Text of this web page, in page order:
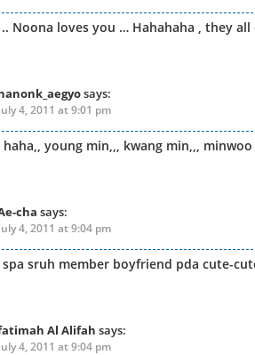
.. Noona loves you … Hahahaha , they
says:
4, 2011 at 9:01 pm
young min,,, kwang min,,, minwoo
cha says:
4, 2011 at 9:04 pm
spa sruh member boyfriend pda cute-
Al Alifah says:
4, 2011 at 9:04 pm